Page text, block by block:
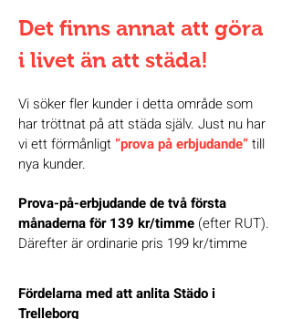
Det finns annat att göra
i livet än att städa!
Vi söker fler kunder i detta område som
har tröttnat på att städa själv. Just nu har
vi ett förmånligt”prova på erbjudande”till
nya kunder.
Prova-på-erbjudande de två första
månaderna för 139 kr/timme (efter RUT).
Därefter är ordinarie pris 199 kr/timme
Fördelarna med att anlita Städo i
Trelleborg